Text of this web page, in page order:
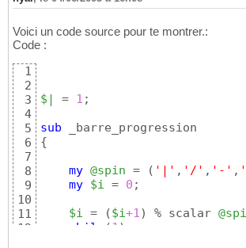
Voici un code source pour te montrer.:
Code :
1
2
3
4
5
6
7
8
9
10
11
12
$| = 1 ;
sub
{
my @spin = ( '|' , '/' , '-' , '
my $i = 0 ;
$i = ($i+1) % scalar
while
(1 )